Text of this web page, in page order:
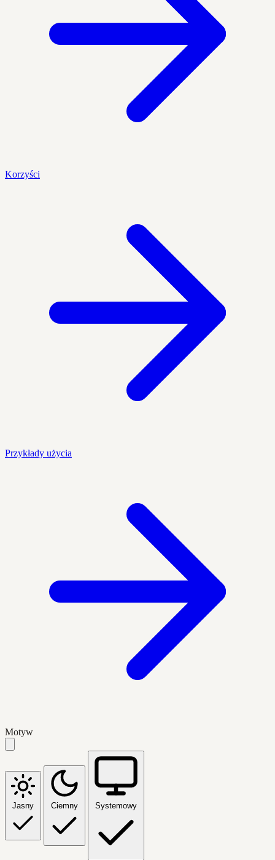
Korzyści
Przykłady użycia
Motyw
Jasny Ciemny Systemowy